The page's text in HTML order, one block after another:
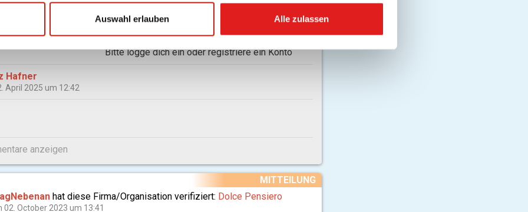
Auswahl erlauben Alle zulassen
Bitte logge dich ein oder registriere ein Konto
Hafner
April 2025 um 12:42
anzeigen
MITTEILUNG
hat diese Firma/Organisation verifiziert: Dolce Pensiero
02. October 2023 um 13:41